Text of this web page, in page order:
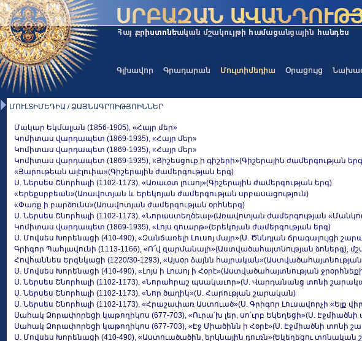
Գլխավոր Գրադարան Մուլտիմեդիա Օրացույց
ՄՈՒԼՏԻՄԵԴԻԱ / ՁԱՅՆԱԳՐՈԻԹՅՈԻՆՆԵՐ
Մակար Եկմալյան (1856-1905), «Հայր մեր»
Կոմիտաս վարդապետ (1869-1935), «Հայր մեր»
Կոմիտաս վարդապետ (1869-1935), «Հայր մեր»
Կոմիտաս վարդապետ (1869-1935), «Յիշեսցուք ի գիշերի»(Գիշերային ժամերգության
«Յարութեան ալէլուիա»(Գիշերային ժամերգության երգ)
Ս. Ներսես Շնորհալի (1102-1173), «Առաւօտ լուսոյ»(Գիշերային ժամերգության երգ)
«Երեքսրբեան»(Առավոտյան և Երեկոյան ժամերգության սրբասացություն)
«Փառք ի բարձունս»(Առավոտյան ժամերգության օրհներգ)
Ս. Ներսես Շնորհալի (1102-1173), «Նորաստեղծեալ»(Առավոտյան ժամերգության
Կոմիտաս վարդապետ (1869-1935), «Լոյս զուարթ»(Երեկոյան ժամերգության երգ)
Ս. Մովսես Խորենացի (410-490), «Զանճառելի Լուսոյ մայր»(Ս. Ծննդյան ճրագալույցի
Գրիգոր Պահլավունի (1113-1166), «Ո՜վ զարմանալի»(Աստվածահայտնության ձոներգ),
Հովհաննես Երզնկացի (1220/30-1293), «Այսօր ձայնն
Ս. Մովսես Խորենացի (410-490), «Լոյս ի Լուսոյ ի Հօրէ»(Աստվածահայտնության
Ս. Ներսես Շնորհալի (1102-1173), «Նորահրաշ պսակաւոր»(Ս. Վարդանանց տոնի
Ս. Ներսես Շնորհալի (1102-1173), «Նոր ծաղիկ»(Ս. Հարության շարական)
Ս. Ներսես Շնորհալի (1102-1173), «Հրաշափառ Աստուած»(Ս. Գրիգոր Լուսավորչի
Սահակ Ձորափորեցի կաթողիկոս (677-703), «Ուրա՛խ լեր, սո՛ւրբ Եկեղեցի»(Ս.
Սահակ Ձորափորեցի կաթողիկոս (677-703), «Էջ Միածինն ի Հօրէ»(Ս. Էջմիածնի տոնի
Ս. Մովսես Խորենացի (410-490), «Աստուածածին, երկնային դուռն»(Եկեղեցու